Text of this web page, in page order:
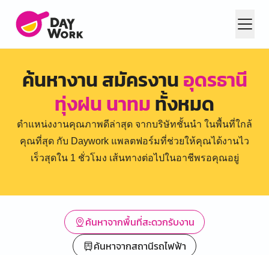
ค้นหางาน สมัครงานอุดรธานี
ทุ่งฝน นาทมทั้งหมด
ตำแหน่งงานคุณภาพดีล่าสุด จากบริษัทชั้นนำ ในพื้นที่ใกล้
คุณที่สุด กับ Daywork แพลตฟอร์มที่ช่วยให้คุณได้งานไว
เร็วสุดใน 1 ชั่วโมง เส้นทางต่อไปในอาชีพรอคุณอยู่
ค้นหาจากพื้นที่สะดวกรับงาน
ค้นหาจากสถานีรถไฟฟ้า